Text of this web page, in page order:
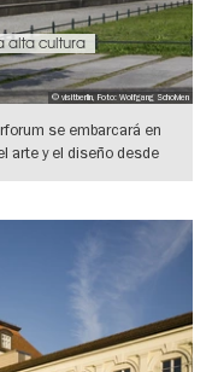
© visitberlin, Foto: Wolfgang Scholvien
alta cultura
se embarcará en
arte y el diseño desde